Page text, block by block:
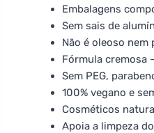
Embalagens
Sem sais de
Não é oleoso nem
Fórmula cremosa
Sem PEG,
100% vegano e
Cosméticos
Apoia a limpeza